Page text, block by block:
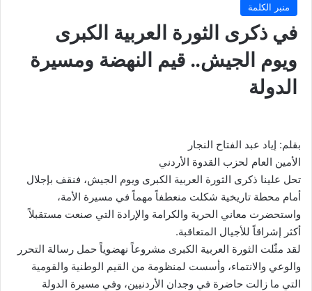
منبر الكلمة
في ذكرى الثورة العربية الكبرى
ويوم الجيش.. قيم النهضة ومسيرة
الدولة
بقلم: إياد عبد الفتاح النجار
الأمين العام لحزب القدوة الأردني
تحل علينا ذكرى الثورة العربية الكبرى ويوم الجيش، فنقف بإجلال
أمام محطة تاريخية شكلت منعطفاً مهماً في مسيرة الأمة،
واستحضرت معاني الحرية والكرامة والإرادة التي صنعت مستقبلاً
أكثر إشراقاً للأجيال المتعاقبة.
لقد مثّلت الثورة العربية الكبرى مشروعاً نهضوياً حمل رسالة التحرر
والوعي والانتماء، وأسست لمنظومة من القيم الوطنية والقومية
التي ما زالت حاضرة في وجدان الأردنيين، وفي مسيرة الدولة